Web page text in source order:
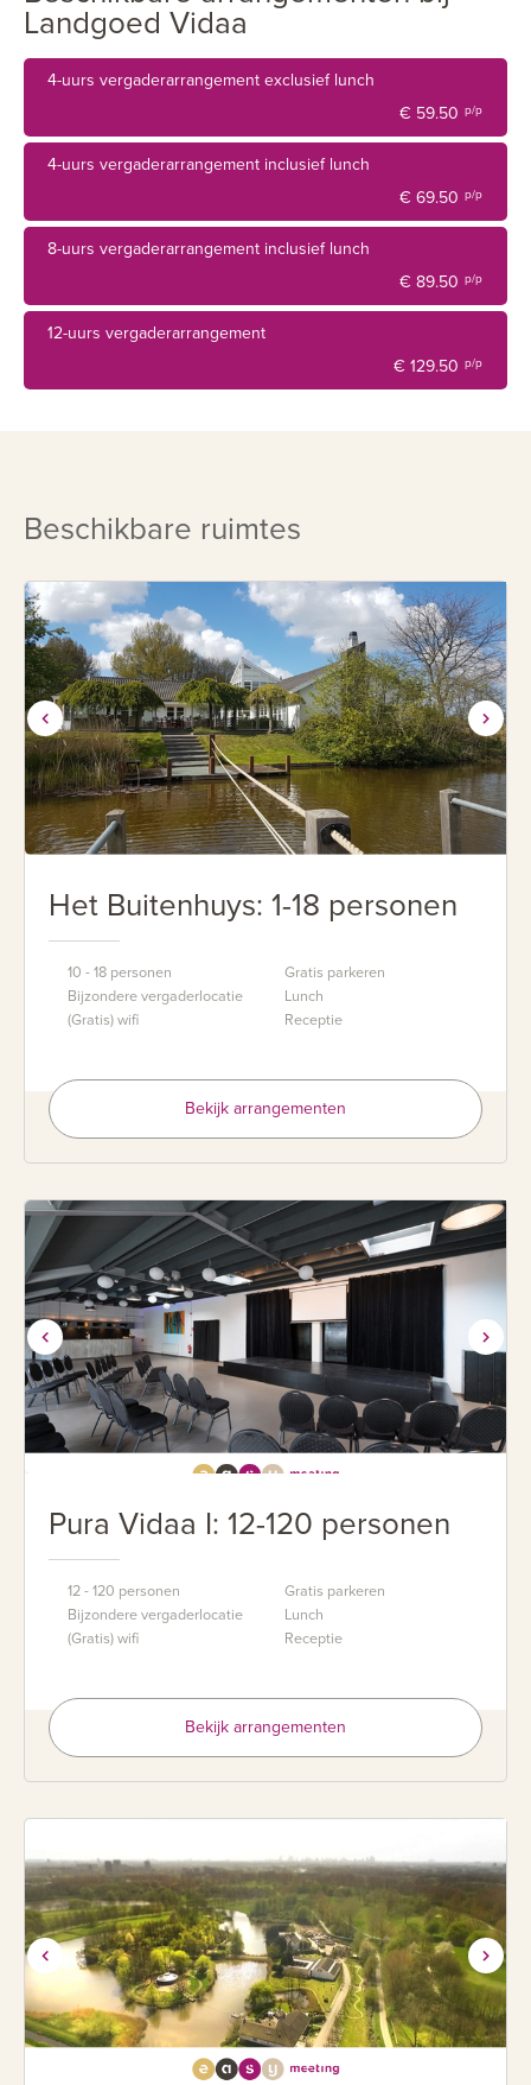
Vidaa is ook een officiële trouwlocatie en biedt u de
mooiste ruimten te huur voor uw receptie of feest. Ook is
Vidaa tevens zeer geschikt voor business meetings, maar
Landgoed Vidaa
4-uurs vergaderarrangement exclusief lunch
€ 59.50 p/p
4-uurs vergaderarrangement inclusief lunch
€ 69.50 p/p
8-uurs vergaderarrangement inclusief lunch
€ 89.50 p/p
12-uurs vergaderarrangement
€ 129.50 p/p
Beschikbare ruimtes
Het Buitenhuys: 1-18 personen
10 - 18 personen
Bijzondere vergaderlocatie
(Gratis) wifi
Gratis parkeren
Lunch
Receptie
Bekijk arrangementen
Pura Vidaa I: 12-120 personen
12 - 120 personen
Bijzondere vergaderlocatie
(Gratis) wifi
Gratis parkeren
Lunch
Receptie
Bekijk arrangementen